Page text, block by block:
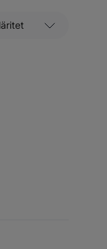
efter